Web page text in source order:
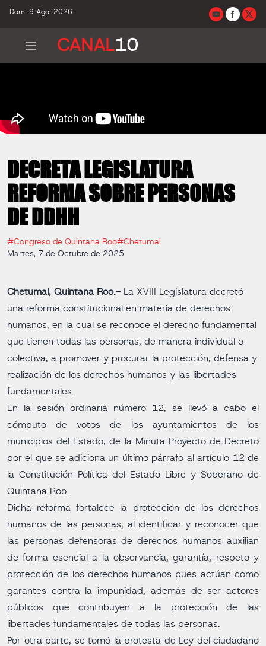
Dom. 9 Ago. 2026
CANAL10
DECRETA LEGISLATURA
REFORMA SOBRE PERSONAS
DE DDHH
#Congreso de Quintana Roo#Chetumal
Martes, 7 de Octubre de 2025
Chetumal, Quintana Roo.-La XVIII Legislatura decretó
una reforma constitucional en materia de derechos
humanos, en la cual se reconoce el derecho fundamental
que tienen todas las personas, de manera individual o
colectiva, a promover y procurar la protección, defensa y
realización de los derechos humanos y las libertades
fundamentales.
En la sesión ordinaria número 12, se llevó a cabo el
cómputo de votos de los ayuntamientos de los
municipios del Estado, de la Minuta Proyecto de Decreto
por el que se adiciona un último párrafo al artículo 12 de
la Constitución Política del Estado Libre y Soberano de
Quintana Roo.
Dicha reforma fortalece la protección de los derechos
humanos de las personas, al identificar y reconocer que
las personas defensoras de derechos humanos auxilian
de forma esencial a la observancia, garantía, respeto y
protección de los derechos humanos pues actúan como
garantes contra la impunidad, además de ser actores
públicos que contribuyen a la protección de las
libertades fundamentales de todas las personas.
Por otra parte, se tomó la protesta de Ley del ciudadano